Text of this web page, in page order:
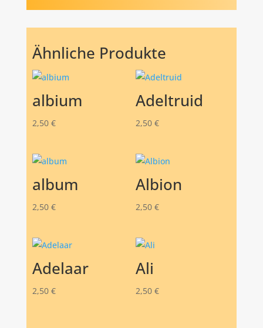
Ähnliche Produkte
albium
2,50 €
Adeltruid
2,50 €
album
2,50 €
Albion
2,50 €
Adelaar
2,50 €
Ali
2,50 €